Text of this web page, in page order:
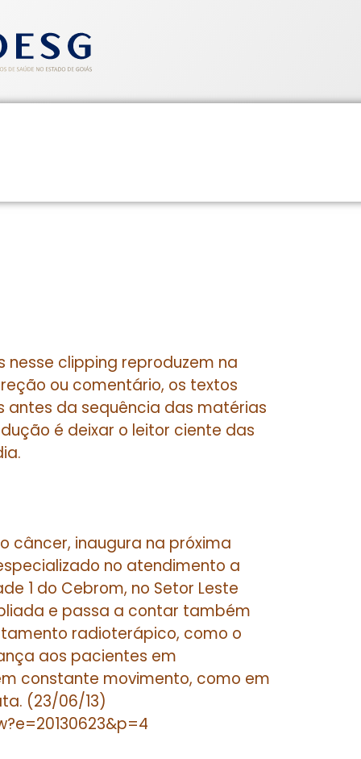
nesse clipping reproduzem na
ou comentário, os textos
antes da sequência das matérias
é deixar o leitor ciente das
câncer, inaugura na próxima
no atendimento a
1 do Cebrom, no Setor Leste
e passa a contar também
radioterápico, como o
aos pacientes em
constante movimento, como em
(23/06/13)